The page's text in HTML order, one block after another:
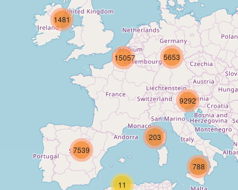
11
788
5653
9292
203
1481
7539
15057